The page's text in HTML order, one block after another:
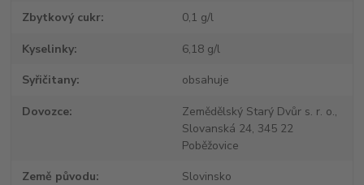
Zbytkový cukr 0,1 g/l
Kyselinky 6,18 g/l
Syřičitany obsahuje
Dovozce
Zemědělský Starý Dvůr s. r. o.,
Slovanská 24, 345 22
Poběžovice
Země původu Slovinsko